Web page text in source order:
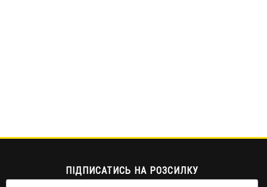
ПІДПИСАТИСЬ НА РОЗСИЛКУ